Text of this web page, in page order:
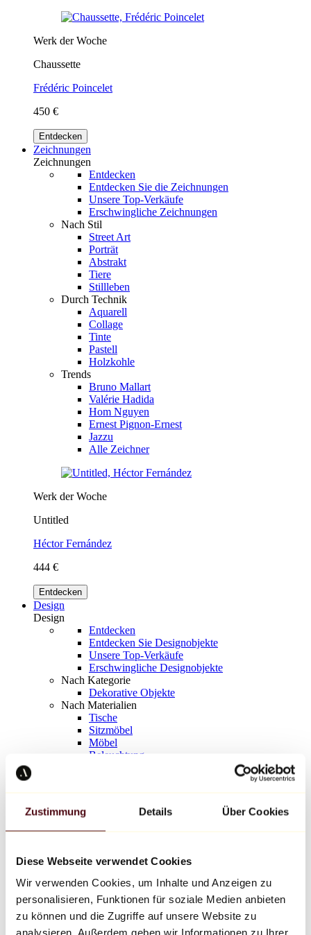
Zustimmung Details Über Cookies
Diese Webseite verwendet Cookies
Wir verwenden Cookies, um Inhalte und Anzeigen zu
personalisieren, Funktionen für soziale Medien anbieten
zu können und die Zugriffe auf unsere Website zu
analysieren. Außerdem geben wir Informationen zu Ihrer
Werk der Woche
Chaussette
Frédéric Poincelet
450 €
Entdecken
Zeichnungen
Zeichnungen
Entdecken
Entdecken Sie die Zeichnungen
Unsere Top-Verkäufe
Erschwingliche Zeichnungen
Nach Stil
Street Art
Porträt
Abstrakt
Tiere
Stillleben
Durch Technik
Aquarell
Collage
Tinte
Pastell
Holzkohle
Trends
Bruno Mallart
Valérie Hadida
Hom Nguyen
Ernest Pignon-Ernest
Jazzu
Alle Zeichner
Werk der Woche
Untitled
Héctor Fernández
444 €
Entdecken
Design
Design
Entdecken
Entdecken Sie Designobjekte
Unsere Top-Verkäufe
Erschwingliche Designobjekte
Nach Kategorie
Dekorative Objekte
Nach Materialien
Tische
Sitzmöbel
Möbel
Beleuchtung
Richard Orlinski
Keith Haring
Jeff Koons
Jean-Michel Basquiat
Alle Designer
Werk der Woche